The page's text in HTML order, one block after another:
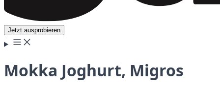
Jetzt ausprobieren
Mokka Joghurt, Migros